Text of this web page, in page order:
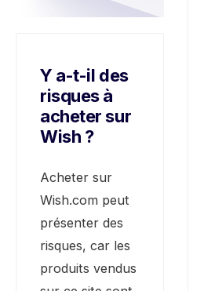
Y a-t-il des
risques à
acheter sur
Wish ?
Acheter sur
Wish.com peut
présenter des
risques, car les
produits vendus